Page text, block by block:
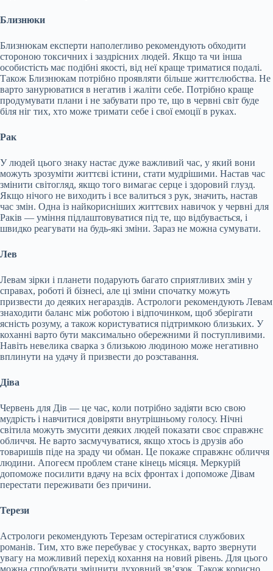
Близнюки
Близнюкам експерти наполегливо рекомендують обходити
стороною токсичних і заздрісних людей. Якщо та чи інша
особистість має подібні якості, від неї краще триматися подалі.
Також Близнюкам потрібно проявляти більше життєлюбства. Не
варто занурюватися в негатив і жаліти себе. Потрібно краще
продумувати плани і не забувати про те, що в червні світ буде
біля ніг тих, хто може тримати себе і свої емоції в руках.
Рак
У людей цього знаку настає дуже важливий час, у який вони
можуть зрозуміти життєві істини, стати мудрішими. Настав час
змінити світогляд, якщо того вимагає серце і здоровий глузд.
Якщо нічого не виходить і все валиться з рук, значить, настав
час змін. Одна із найкорисніших життєвих навичок у червні для
Раків — уміння підлаштовуватися під те, що відбувається, і
швидко реагувати на будь-які зміни. Зараз не можна сумувати.
Лев
Левам зірки і планети подарують багато сприятливих змін у
справах, роботі й бізнесі, але ці зміни спочатку можуть
призвести до деяких негараздів. Астрологи рекомендують Левам
знаходити баланс між роботою і відпочинком, щоб зберігати
ясність розуму, а також користуватися підтримкою близьких. У
коханні варто бути максимально обережними й поступливими.
Навіть невелика сварка з близькою людиною може негативно
вплинути на удачу й призвести до розставання.
Діва
Червень для Дів — це час, коли потрібно задіяти всю свою
мудрість і навчитися довіряти внутрішньому голосу. Нічні
світила можуть змусити деяких людей показати своє справжнє
обличчя. Не варто засмучуватися, якщо хтось із друзів або
товаришів піде на зраду чи обман. Це покаже справжнє обличчя
людини. Апогеєм проблем стане кінець місяця. Меркурій
допоможе посилити вдачу на всіх фронтах і допоможе Дівам
перестати переживати без причини.
Терези
Астрологи рекомендують Терезам остерігатися службових
романів. Тим, хто вже перебуває у стосунках, варто звернути
увагу на можливий перехід кохання на новий рівень. Для цього
можна спробувати зміцнити духовний зв’язок. Також корисно